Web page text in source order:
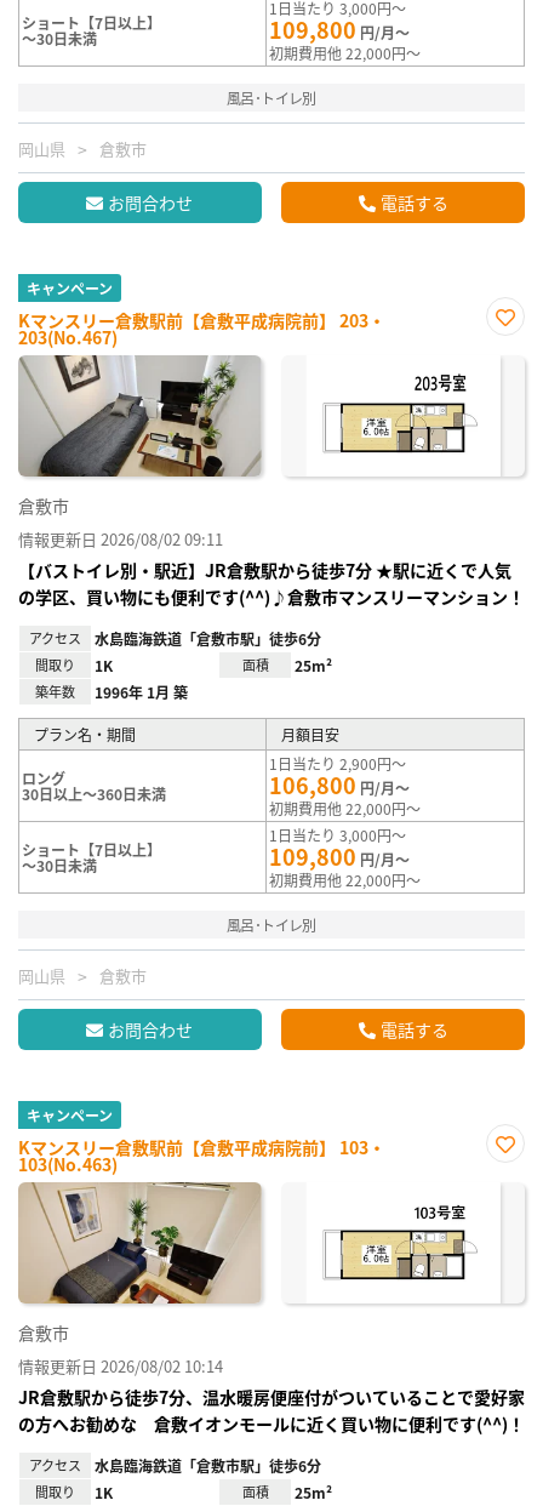
ショート【7日以上】
～30日未満
1日当たり 3,000円～
109,800 円/月～
初期費用他 22,000円～
風呂･トイレ別
岡山県 倉敷市
お問合わせ 電話する
キャンペーン
Kマンスリー倉敷駅前【倉敷平成病院前】 203・
203(No.467)
に入
倉敷市
情報更新日 2026/08/02 09:11
【バストイレ別・駅近】JR倉敷駅から徒歩7分 ★駅に近くで人気
の学区、買い物にも便利です(^^)♪倉敷市マンスリーマンション！
アクセス 水島臨海鉄道「倉敷市駅」徒歩6分
間取り 1K 面積 25m²
築年数 1996年 1月 築
プラン名・期間 月額目安
ロング
30日以上～360日未満
1日当たり 2,900円～
106,800 円/月～
初期費用他 22,000円～
ショート【7日以上】
～30日未満
1日当たり 3,000円～
109,800 円/月～
初期費用他 22,000円～
風呂･トイレ別
岡山県 倉敷市
お問合わせ 電話する
キャンペーン
Kマンスリー倉敷駅前【倉敷平成病院前】 103・
103(No.463)
に入
倉敷市
情報更新日 2026/08/02 10:14
JR倉敷駅から徒歩7分、温水暖房便座付がついていることで愛好家
の方へお勧めな 倉敷イオンモールに近く買い物に便利です(^^)！
アクセス 水島臨海鉄道「倉敷市駅」徒歩6分
間取り 1K 面積 25m²